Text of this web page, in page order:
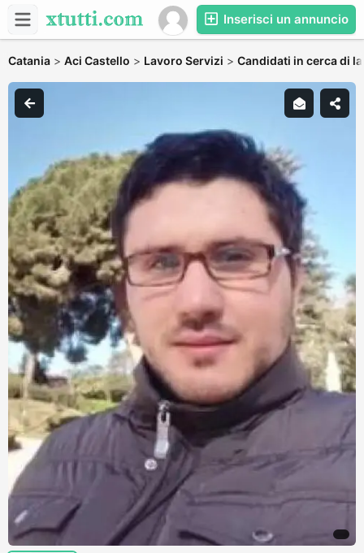
Inserisci un annuncio
Catania > Aci Castello > Lavoro Servizi > Candidati in cerca di